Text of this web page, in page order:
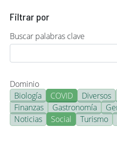
Filtrar por
Buscar palabras clave
Dominio
Biología
COVID Diversos
Finanzas
Gastronomía
Noticias
Social Turismo